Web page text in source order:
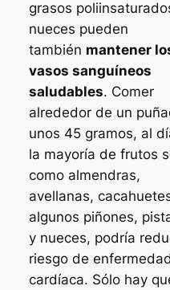
grasos
nueces pueden
también mantener
vasos sanguíneos
saludables. Comer
alrededor de un
unos 45 gramos, al
la mayoría de frutos
como almendras,
avellanas,
algunos piñones,
y nueces, podría
riesgo de enfermedad
cardíaca. Sólo hay